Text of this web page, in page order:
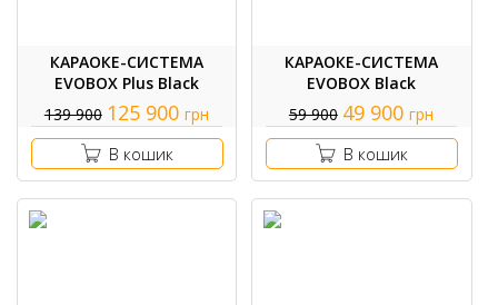
КАРАОКЕ-СИСТЕМА
EVOBOX Plus Black
139 900 125 900 грн
В кошик
КАРАОКЕ-СИСТЕМА
EVOBOX Black
59 900 49 900 грн
В кошик